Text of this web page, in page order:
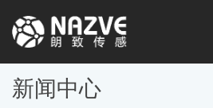
新闻中心